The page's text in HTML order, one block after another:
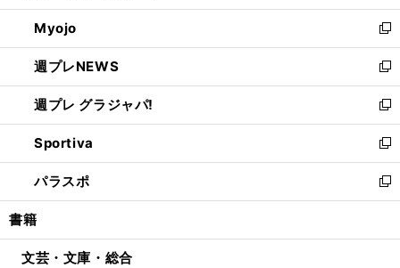
開
く
ウ
で
開
く
ン
ド
ウ
で
開
く
ウ
ィ
ン
ド
ウ
で
開
く
Myojo
新
し
い
ウ
ィ
ン
ド
ウ
で
開
週プレNEWS
新
し
い
ウ
ィ
ン
ド
ウ
開
週プレ グラジャパ!
新
し
い
ウ
ィ
ン
ウ
Sportiva
新
し
い
ウ
ン
パラスポ
新
し
ウ
書籍
文芸・文庫・総合